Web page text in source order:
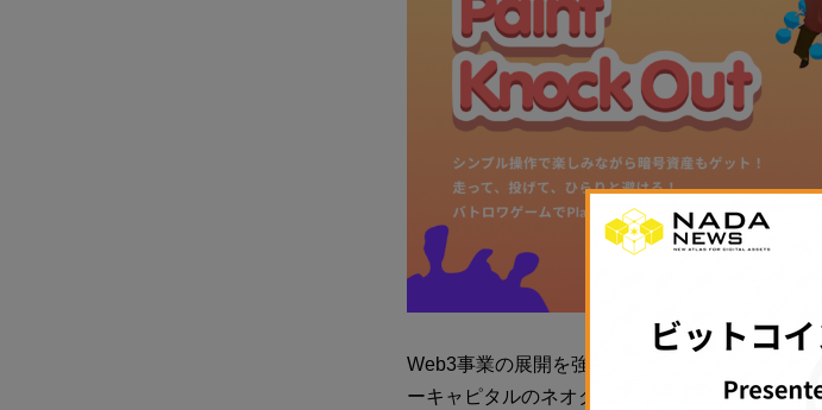
Web3事業の展開を強めるDMM Cryptoは18日
ーキャピタルのネオクラシック・キャピタル（